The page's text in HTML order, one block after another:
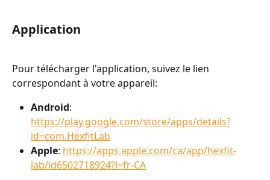
Application
Pour télécharger l'application, suivez le lien
correspondant à votre appareil:
Android:
https://play.google.com/store/apps/details?
id=com.HexfitLab
Apple: https://apps.apple.com/ca/app/hexfit-
lab/id6502718924?l=fr-CA